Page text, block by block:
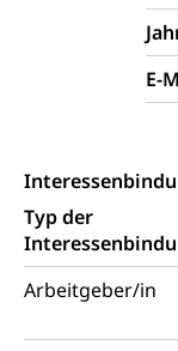
E-
Typ der
Arbeitgeber/in
Adoptivkind,
Niederlassung,
Ausweise
Reisepass,
Einbürgerung